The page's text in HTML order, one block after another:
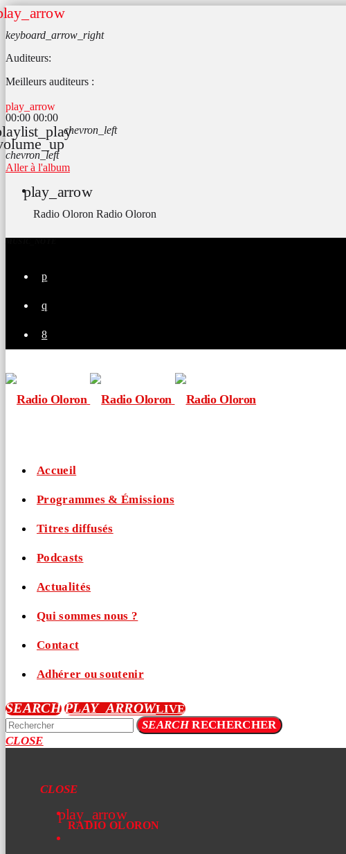
keyboard_arrow_right
Auditeurs:
Meilleurs auditeurs :
play_arrow
00:00 00:00
chevron_left
chevron_left
Aller à l'album
play_arrow
Radio Oloron Radio Oloron
Accueil
Programmes & Émissions
Titres diffusés
Podcasts
Actualités
Qui sommes nous ?
Contact
Adhérer ou soutenir
SEARCHPLAY_ARROWLIVE
SEARCHRECHERCHER
CLOSE
CLOSE
play_arrow
RADIO OLORON